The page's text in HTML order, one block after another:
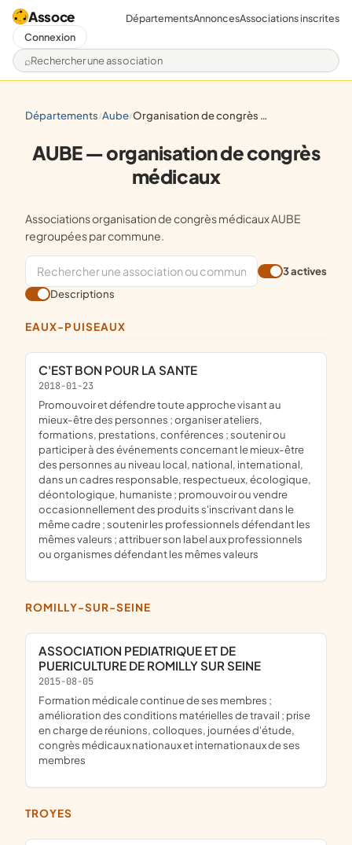
Assoce
Rechercher une association
DépartementsAnnoncesAssociations inscrites
Connexion
départements/ aube/ organisation de congrès médicaux
AUBE — organisation de congrès
médicaux
Associations organisation de congrès médicaux AUBE
regroupées par commune.
3 actives
Descriptions
EAUX-PUISEAUX
C'EST BON POUR LA SANTE
2018-01-23
promouvoir et défendre toute approche visant au
mieux-être des personnes ; organiser ateliers,
formations, prestations, conférences ; soutenir ou
participer à des événements concernant le mieux-être
des personnes au niveau local, national, international,
dans un cadres responsable, respectueux, écologique,
déontologique, humaniste ; promouvoir ou vendre
occasionnellement des produits s'inscrivant dans le
même cadre ; soutenir les professionnels défendant les
mêmes valeurs ; attribuer son label aux professionnels
ou organismes défendant les mêmes valeurs
ROMILLY-SUR-SEINE
ASSOCIATION PEDIATRIQUE ET DE
PUERICULTURE DE ROMILLY SUR SEINE
2015-08-05
formation médicale continue de ses membres ;
amélioration des conditions matérielles de travail ; prise
en charge de réunions, colloques, journées d'étude,
congrès médicaux nationaux et internationaux de ses
membres
TROYES